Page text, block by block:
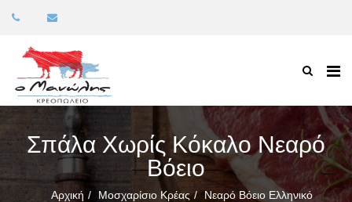
Σπάλα Χωρίς Κόκαλο Νεαρό
Βόειο
Αρχική Μοσχαρίσιο Κρέας
Νεαρό Βόειο Ελληνικό